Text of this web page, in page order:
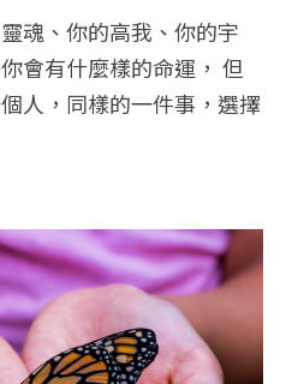
魂、你的高我、你的宇
會有什麼樣的命運， 但
人，同樣的一件事，選擇